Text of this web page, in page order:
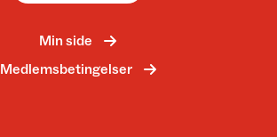
Min side
Medlemsbetingelser